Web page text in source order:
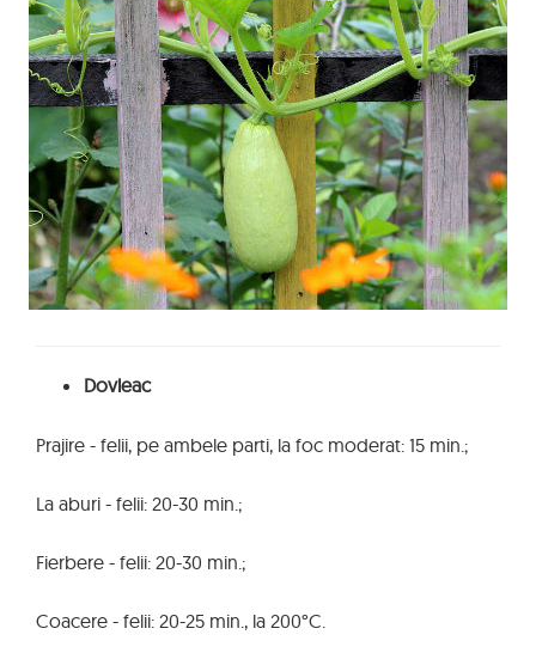
Dovleac
Prajire - felii, pe ambele parti, la foc moderat: 15 min.;
La aburi - felii: 20-30 min.;
Fierbere - felii: 20-30 min.;
Coacere - felii: 20-25 min., la 200°C.